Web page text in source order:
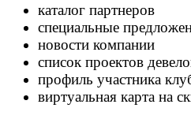
каталог партнеров
специальные
новости компании
список проектов
профиль участника
виртуальная карта на